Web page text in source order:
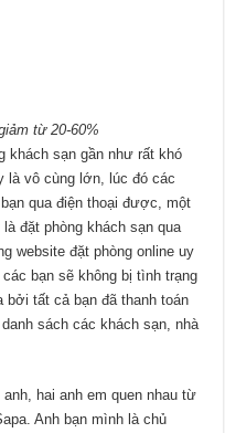
từ 20-60%
khách sạn gần như rất khó
là vô cùng lớn, lúc đó các
qua điện thoại được, một
đặt phòng khách sạn qua
website đặt phòng online uy
bạn sẽ không bị tình trạng
bởi tất cả bạn đã thanh toán
sách các khách sạn, nhà
hai anh em quen nhau từ
Anh bạn mình là chủ